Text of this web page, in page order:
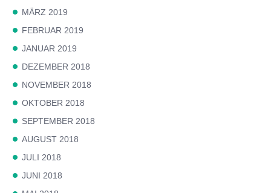
MÄRZ 2019
FEBRUAR 2019
JANUAR 2019
DEZEMBER 2018
NOVEMBER 2018
OKTOBER 2018
SEPTEMBER 2018
AUGUST 2018
JULI 2018
JUNI 2018